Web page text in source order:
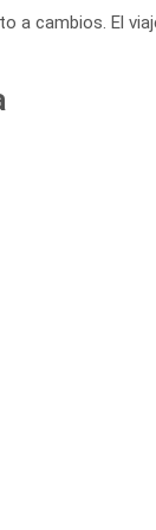
a cambios. El